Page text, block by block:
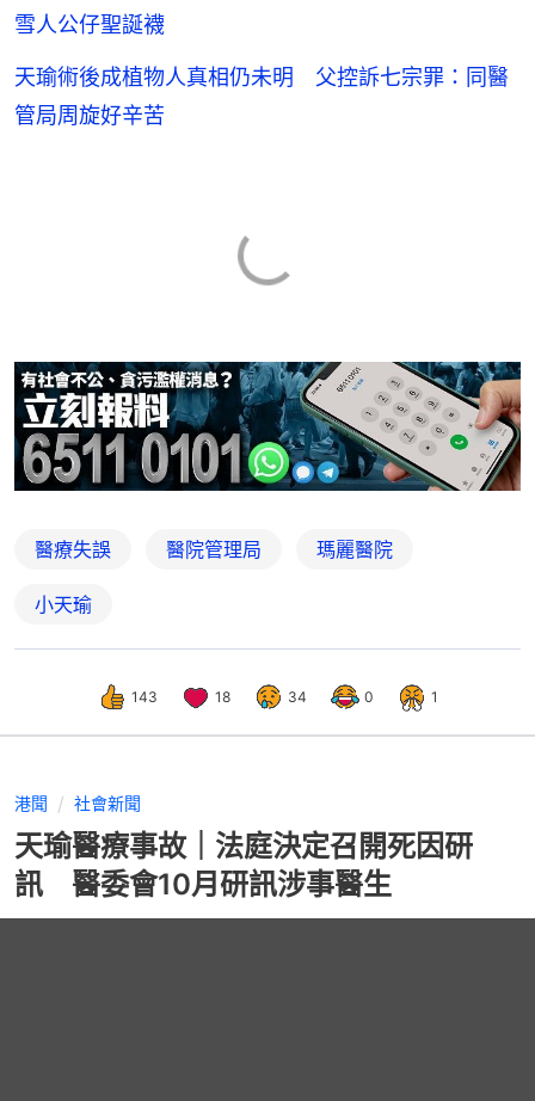
雪人公仔聖誕襪
天瑜術後成植物人真相仍未明 父控訴七宗罪：同醫
管局周旋好辛苦
醫療失誤 醫院管理局 瑪麗醫院
小天瑜
143 18 34 0 1
港聞 社會新聞
天瑜醫療事故｜法庭決定召開死因研
訊 醫委會10月研訊涉事醫生